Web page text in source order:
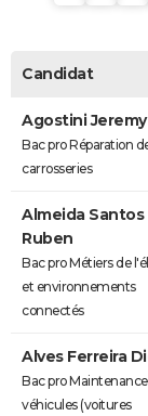
Candidat
Agostini Jeremy
Bac pro Réparation
carrosseries
Almeida Santos
Ruben
Bac pro Métiers de
et environnements
connectés
Alves Ferreira
Bac pro
véhicules (voitures